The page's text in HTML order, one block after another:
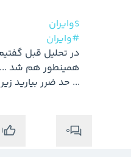
$وایران
#وایران
... حد ضرر بیارید زیر 9100
0
1